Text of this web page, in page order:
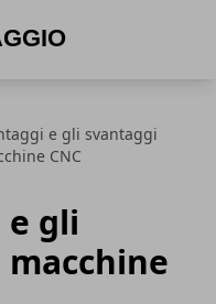
e gli svantaggi
CNC
gli